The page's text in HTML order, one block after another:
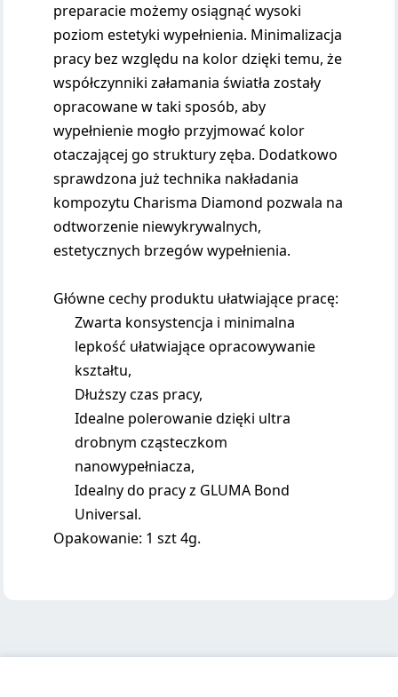
preparacie możemy osiągnąć wysoki
poziom estetyki wypełnienia. Minimalizacja
pracy bez względu na kolor dzięki temu, że
współczynniki załamania światła zostały
opracowane w taki sposób, aby
wypełnienie mogło przyjmować kolor
otaczającej go struktury zęba. Dodatkowo
sprawdzona już technika nakładania
kompozytu Charisma Diamond pozwala na
odtworzenie niewykrywalnych,
estetycznych brzegów wypełnienia.
Główne cechy produktu ułatwiające pracę:
Zwarta konsystencja i minimalna
lepkość ułatwiające opracowywanie
kształtu,
Dłuższy czas pracy,
Idealne polerowanie dzięki ultra
drobnym cząsteczkom
nanowypełniacza,
Idealny do pracy z GLUMA Bond
Universal.
Opakowanie: 1 szt 4g.